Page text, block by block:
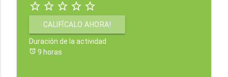
star_border star_border star_border star_border star_border
CALIFÍCALO AHORA!
Duración de la actividad
alarm 9 horas